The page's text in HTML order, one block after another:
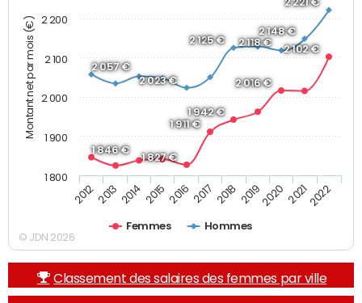
Montant net par mois (€)
1 846 €
1 827 €
1 911 €
1 942 €
2 016 €
2 102 €
2 057 €
2 023 €
2 125 € 2 118 €
2 148 €
Femmes Hommes
2012 2013 2014 2015 2016 2017 2018 20192020 20212022
1 800
1 900
2 000
2 100
2 200
© JDN 2026
Classement des salaires des femmes par ville